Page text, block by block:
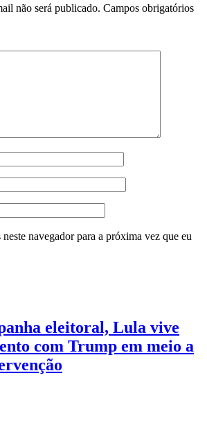
não será publicado. Campos obrigatórios
neste navegador para a próxima vez que eu
eleitoral, Lula vive
com Trump em meio a